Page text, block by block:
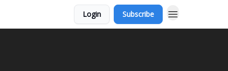
Login Subscribe